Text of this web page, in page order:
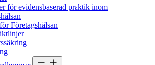
för evidensbaserad praktik inom
Företagshälsan